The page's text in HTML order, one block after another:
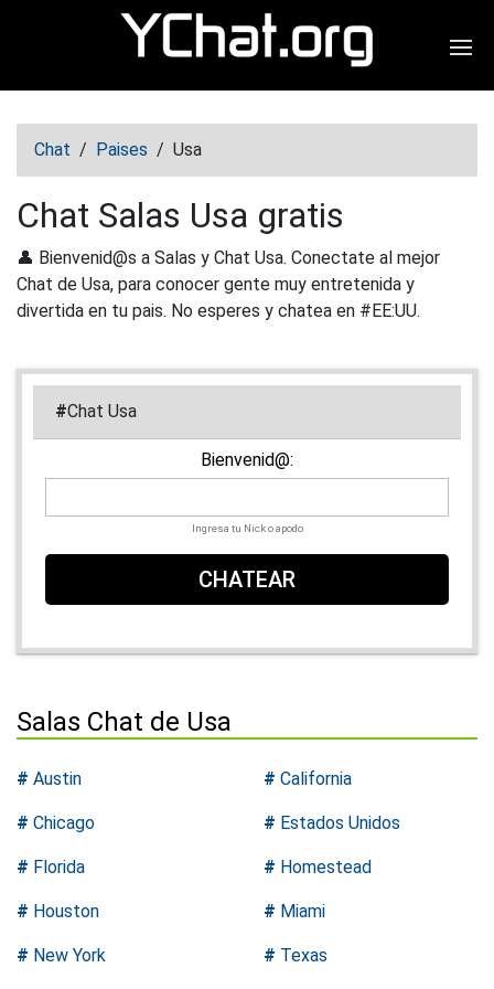
Chat / Paises / Usa
Chat Salas Usa gratis
👤 Bienvenid@s a Salas y Chat Usa. Conectate al mejor
Chat de Usa, para conocer gente muy entretenida y
divertida en tu pais. No esperes y chatea en #EE:UU.
#Chat Usa
Bienvenid@:
Ingresa tu Nick o apodo
CHATEAR
Salas Chat de Usa
# Austin # California
# Chicago # Estados Unidos
# Florida # Homestead
# Houston # Miami
# New York # Texas